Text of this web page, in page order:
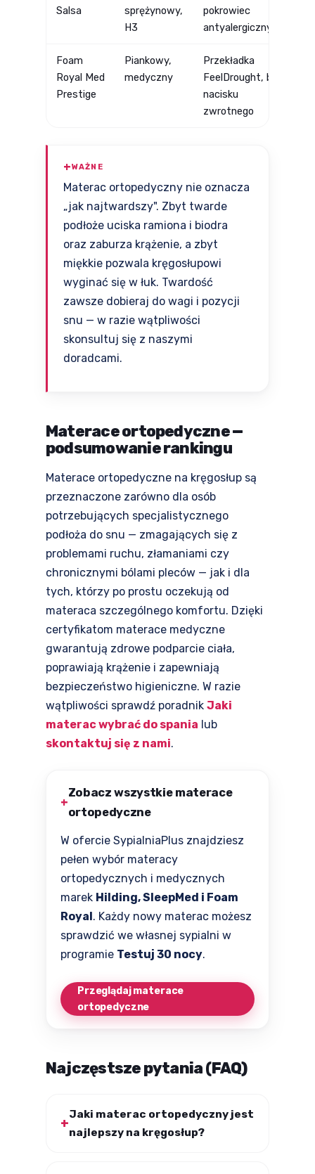
Salsa
sprężynowy,
H3
pokrowiec
antyalergiczny
Foam
Royal Med
Prestige
Piankowy,
medyczny
Przekładka
FeelDrought, brak
nacisku
zwrotnego
WAŻNE
Materac ortopedyczny nie oznacza
„jak najtwardszy". Zbyt twarde
podłoże uciska ramiona i biodra
oraz zaburza krążenie, a zbyt
miękkie pozwala kręgosłupowi
wyginać się w łuk. Twardość
zawsze dobieraj do wagi i pozycji
snu — w razie wątpliwości
skonsultuj się z naszymi
doradcami.
Materace ortopedyczne —
podsumowanie rankingu
Materace ortopedyczne na kręgosłup są
przeznaczone zarówno dla osób
potrzebujących specjalistycznego
podłoża do snu — zmagających się z
problemami ruchu, złamaniami czy
chronicznymi bólami pleców — jak i dla
tych, którzy po prostu oczekują od
materaca szczególnego komfortu. Dzięki
certyfikatom materace medyczne
gwarantują zdrowe podparcie ciała,
poprawiają krążenie i zapewniają
bezpieczeństwo higieniczne. W razie
wątpliwości sprawdź poradnik Jaki
materac wybrać do spania lub
skontaktuj się z nami.
Zobacz wszystkie materace
ortopedyczne
W ofercie SypialniaPlus znajdziesz
pełen wybór materacy
ortopedycznych i medycznych
marek Hilding, SleepMed i Foam
Royal . Każdy nowy materac możesz
sprawdzić we własnej sypialni w
programie Testuj 30 nocy.
Przeglądaj materace
ortopedyczne
Najczęstsze pytania (FAQ)
Jaki materac ortopedyczny jest
najlepszy na kręgosłup?